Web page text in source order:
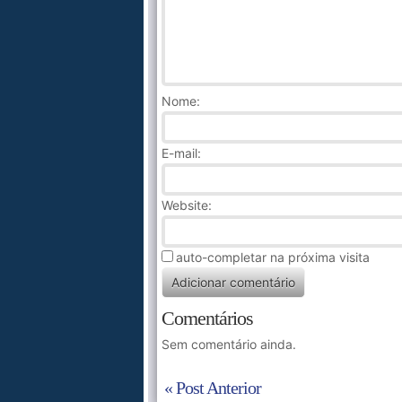
Nome:
E-mail:
Website:
auto-completar na próxima visita
Comentários
Sem comentário ainda.
« Post Anterior